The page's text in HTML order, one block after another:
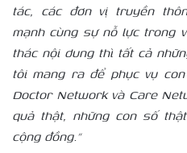
tác, các đơn vị truyền
mạnh cùng sự nỗ lực trong
thác nội dung thì tất cả
tôi mang ra để phục vụ
Doctor Network và Care
quả thật, những con số
cộng đồng.”